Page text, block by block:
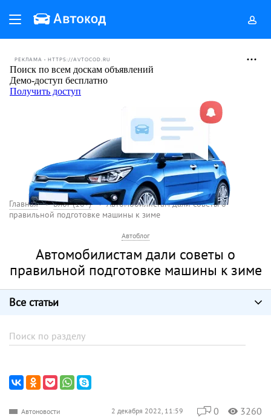
РЕКЛАМА • HTTPS://AVTOCOD.RU
Главная Блог (18+)
Автомобилистам дали советы о
правильной подготовке машины к зиме
Автоблог
Автомобилистам дали советы о
правильной подготовке машины к зиме
Все статьи
Автоновости 2 декабря 2022, 11:59 0 3260